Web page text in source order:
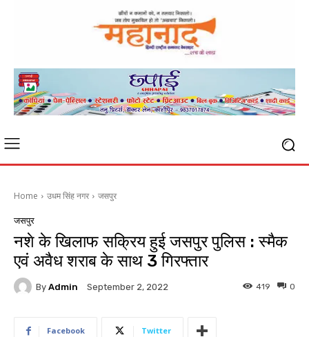
Home उधम सिंह नगर जसपुर
जसपुर
नशे के खिलाफ सक्रिय हुई जसपुर पुलिस : स्मैक
एवं अवैध शराब के साथ 3 गिरफ्तार
By Admin September 2, 2022 0
419
Facebook Twitter